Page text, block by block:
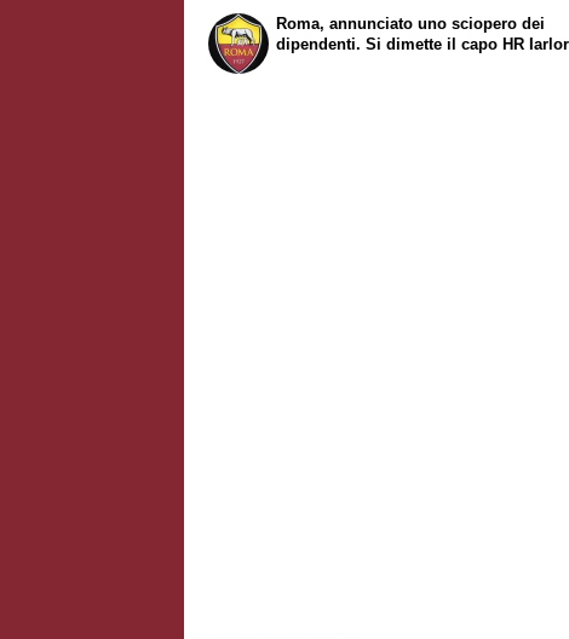
Roma, annunciato uno sciopero dei
dipendenti. Si dimette il capo HR